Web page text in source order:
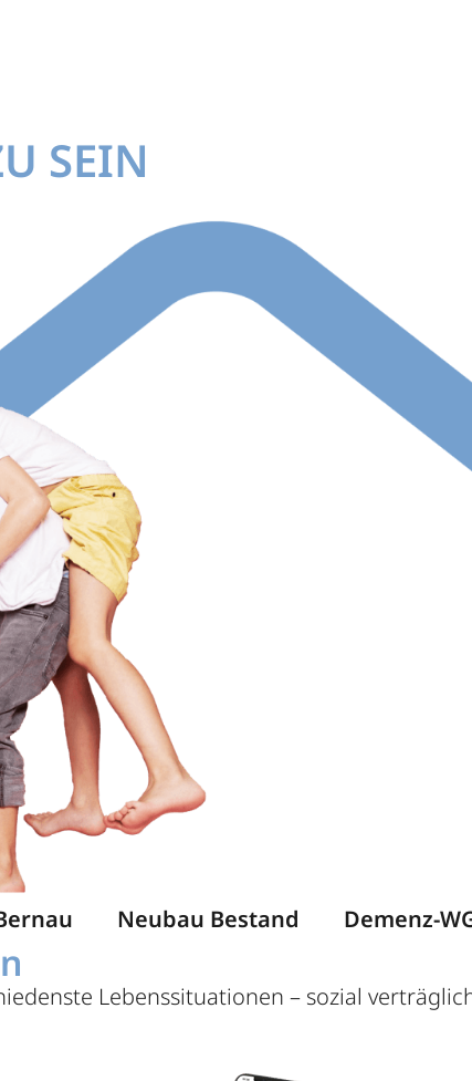
SEIN
Neubau Bestand Demenz-
Lebenssituationen – sozial